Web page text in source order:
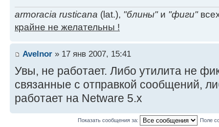
armoracia rusticana (lat.), "блины"и "фиги"
крайне не желательны !
Avelnor » 17 янв 2007, 15:41
Увы, не работает. Либо утилита не
связанные с отправкой сообщений,
работает на Netware 5.x
Показать сообщения за: Поле